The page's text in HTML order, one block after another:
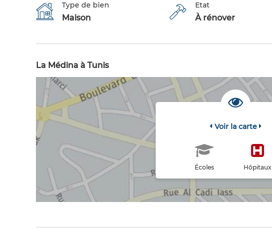
Type de bien
Maison
Etat
À rénover
La Médina à Tunis
Voir la carte
Écoles Hôpitaux